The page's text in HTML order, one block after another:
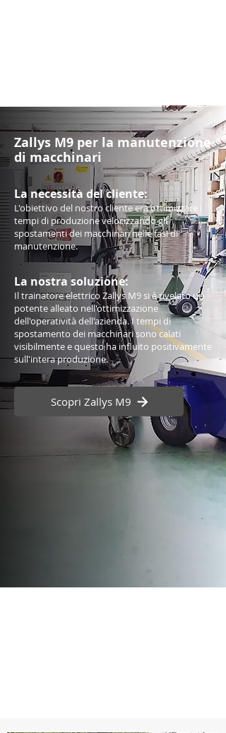
Zallys M9 per la manutenzione
di macchinari
La necessità del cliente:
L'obiettivo del nostro cliente era ottimizzare i
tempi di produzione velocizzando gli
spostamenti dei macchinari nelle fasi di
manutenzione.
La nostra soluzione:
Il trainatore elettrico Zallys M9 si è rivelato un
potente alleato nell'ottimizzazione
dell'operatività dell'azienda. I tempi di
spostamento dei macchinari sono calati
visibilmente e questo ha influito positivamente
sull'intera produzione.
Scopri Zallys M9